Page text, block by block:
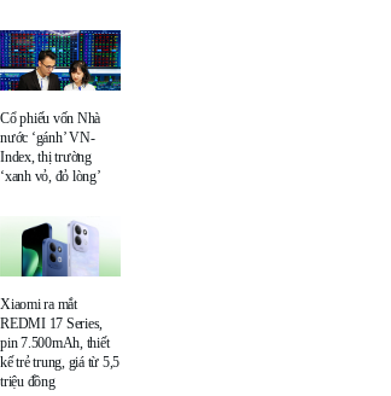
Cổ phiếu vốn Nhà
nước ‘gánh’ VN-
Index, thị trường
‘xanh vỏ, đỏ lòng’
Xiaomi ra mắt
REDMI 17 Series,
pin 7.500mAh, thiết
kế trẻ trung, giá từ 5,5
triệu đồng